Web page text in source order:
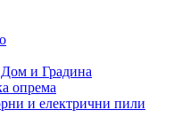
и Градина
опрема
и електрични пили